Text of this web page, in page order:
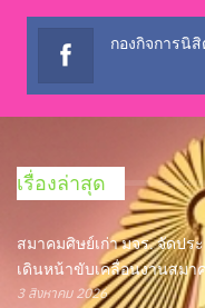
เรื่องล่าสุด
สมาคมศิษย์เก่า มจร. จัดป
เดินหน้าขับเคลื่อนงานสมา
3 สิงหาคม 2026